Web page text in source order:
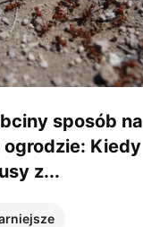
sposób na
Kiedy
z...